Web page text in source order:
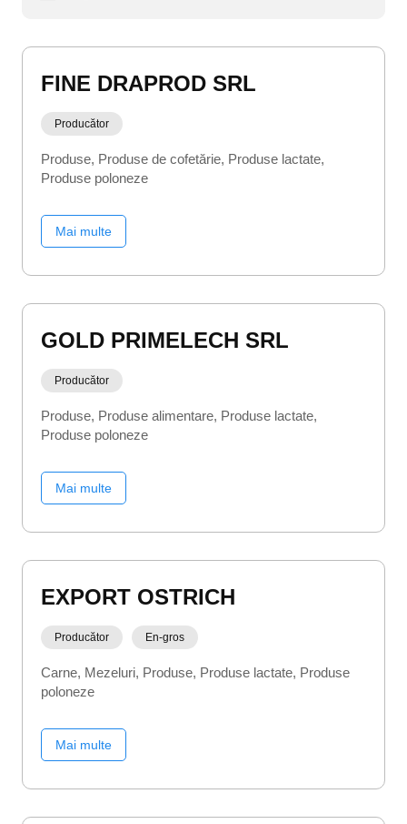
FINE DRAPROD SRL
Producător
Produse Produse de cofetărie Produse lactate
Produse poloneze
Mai multe
GOLD PRIMELECH SRL
Producător
Produse Produse alimentare Produse lactate
Produse poloneze
Mai multe
EXPORT OSTRICH
Producător En-gros
Carne Mezeluri Produse Produse lactate Produse
poloneze
Mai multe